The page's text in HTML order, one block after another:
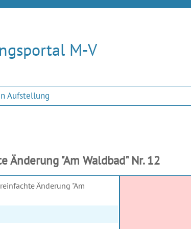
M-V
Aufstellung
Änderung "Am Waldbad" Nr. 12
Änderung "Am